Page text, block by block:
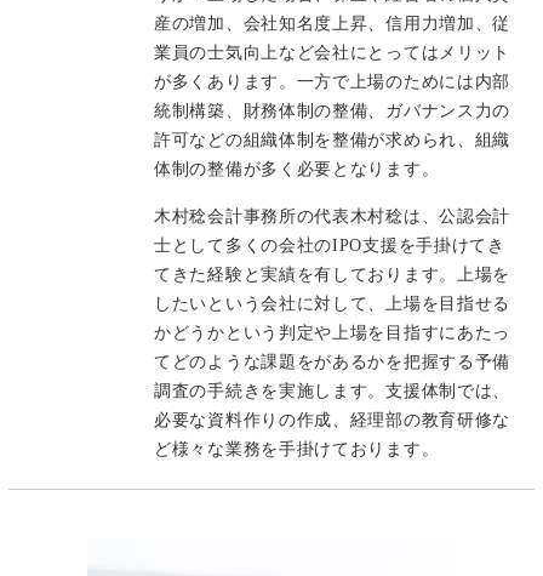
産の増加、会社知名度上昇、信用力増加、従
業員の士気向上など会社にとってはメリット
が多くあります。一方で上場のためには内部
統制構築、財務体制の整備、ガバナンス力の
許可などの組織体制を整備が求められ、組織
体制の整備が多く必要となります。
木村稔会計事務所の代表木村稔は、公認会計
士として多くの会社のIPO支援を手掛けてき
てきた経験と実績を有しております。上場を
したいという会社に対して、上場を目指せる
かどうかという判定や上場を目指すにあたっ
てどのような課題をがあるかを把握する予備
調査の手続きを実施します。支援体制では、
必要な資料作りの作成、経理部の教育研修な
ど様々な業務を手掛けております。